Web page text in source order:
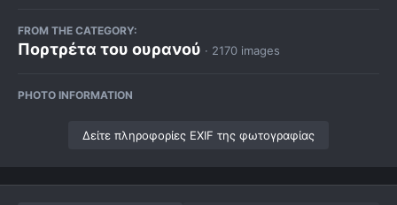
FROM THE CATEGORY:
Πορτρέτα του ουρανού · 2170 images
PHOTO INFORMATION
Δείτε πληροφορίες EXIF της φωτογραφίας